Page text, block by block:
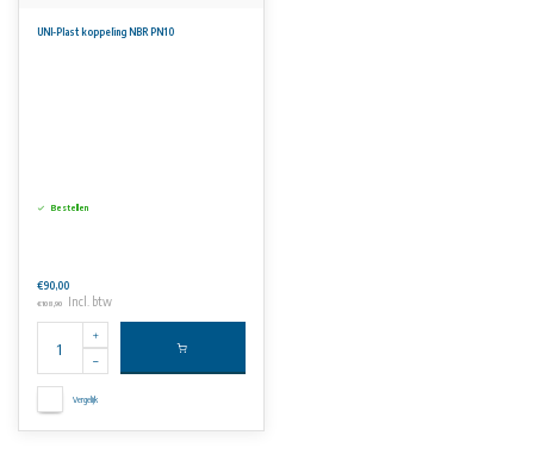
UNI-Plast koppeling NBR PN10
Bestellen
€90,00
€108,90 Incl. btw
Vergelijk